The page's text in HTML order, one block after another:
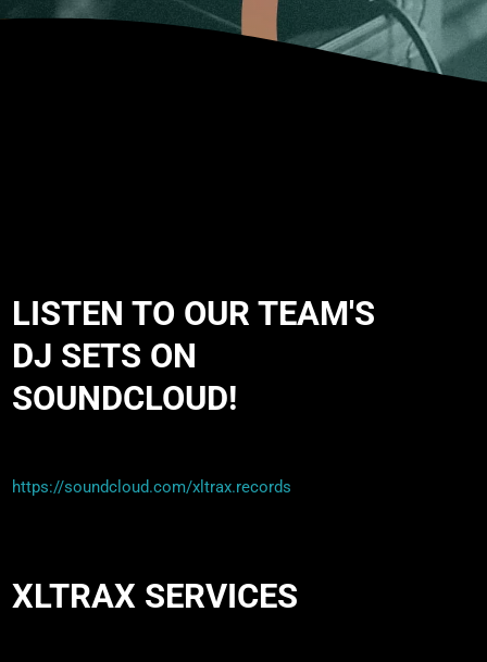
LISTEN TO OUR TEAM'S
DJ SETS ON
SOUNDCLOUD!
https://soundcloud.com/xltrax.records
XLTRAX SERVICES